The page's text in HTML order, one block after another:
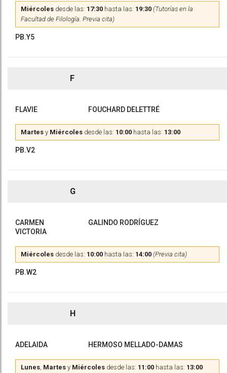
Miércoles desde las: 17:30 hasta las: 19:30 (Tutorías en la
Facultad de Filología. Previa cita)
PB.Y5
F
FLAVIE FOUCHARD DELETTRÉ
Martes y Miércoles desde las: 10:00 hasta las: 13:00
PB.V2
G
CARMEN
VICTORIA
GALINDO RODRÍGUEZ
Miércoles desde las: 10:00 hasta las: 14:00 (Previa cita)
PB.W2
H
ADELAIDA HERMOSO MELLADO-DAMAS
Lunes, Martes y Miércoles desde las: 11:00 hasta las: 13:00